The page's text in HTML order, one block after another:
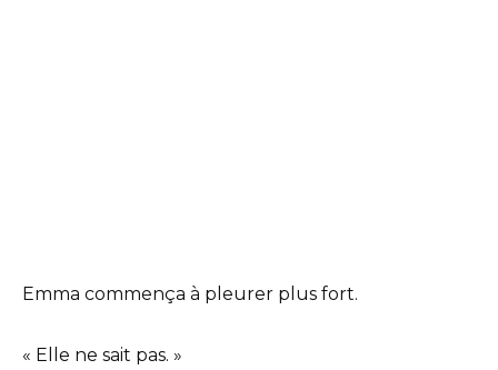
Emma commença à pleurer plus fort.
« Elle ne sait pas. »